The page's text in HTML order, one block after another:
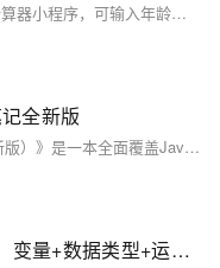
这是一个使用 Java 编写的 BMI 与 BMR 计算器小程序，可输入年龄、性别、身高和体重，计算身体质量指数（BMI）和基础代谢率（BMR），并输出健康评估结果。通过该项目，掌握了 Java 的输入处理、数据验证、条件判断、数学运算及格式化输出等基础知识，是 Java 初学者的理想练习项目。
全新版
《Java学习笔记：从入门到精通（2025更新版）》是一本全面覆盖Java开发核心技能的指南，适合零基础到高级开发者。内容包括Java基础（如开发环境配置、核心语法增强）、面向对象编程（密封类、接口增强）、进阶技术（虚拟线程、结构化并发、向量API）、实用类库与框架（HTTP客户端、Spring Boot）、微服务与云原生（容器化、Kubernetes）、响应式编程（Reactor、WebFlux）、函数式编程（Stream API）、测试技术（JUnit 5、Mockito）、数据持久化（JPA、R2DBC）以及实战项目（Todo应用）。
# 【Java全栈学习笔记-U1-day02】变量+数据类型+运算符